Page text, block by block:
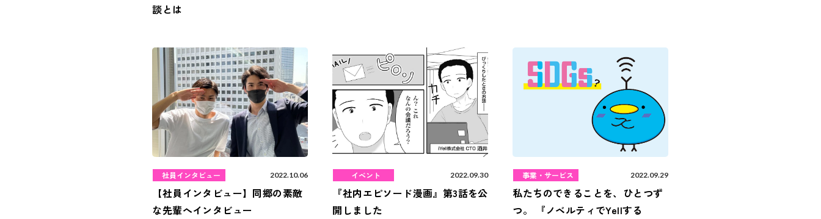
談とは
社員インタビュー 2022.10.06
【社員インタビュー】同郷の素敵
な先輩へインタビュー
イベント 2022.09.30
『社内エピソード漫画』第3話を公
開しました
事業・サービス 2022.09.29
私たちのできることを、ひとつず
つ。 『ノベルティでYellする